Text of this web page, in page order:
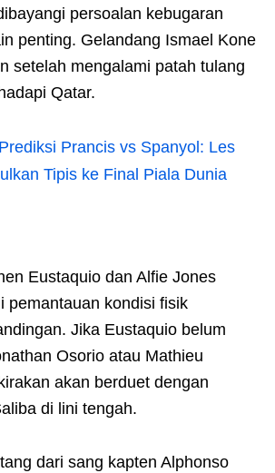
persoalan kebugaran
penting. Gelandang Ismael Kone
setelah mengalami patah tulang
Qatar.
Prediksi Prancis vs Spanyol: Les
Tipis ke Final Piala Dunia
Eustaquio dan Alfie Jones
pemantauan kondisi fisik
Jika Eustaquio belum
Osorio atau Mathieu
akan berduet dengan
di lini tengah.
dari sang kapten Alphonso